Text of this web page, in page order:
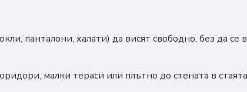
панталони, халати) да висят свободно, без да се
малки тераси или плътно до стената в